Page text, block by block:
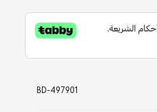
BD-497901